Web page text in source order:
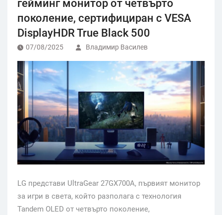
гейминг монитор от четвърто
поколение, сертифициран с VESA
DisplayHDR True Black 500
07/08/2025 Владимир Василев
LG представи UltraGear 27GX700A, първият монитор
за игри в света, който разполага с технология
Tandem OLED от четвърто поколение,